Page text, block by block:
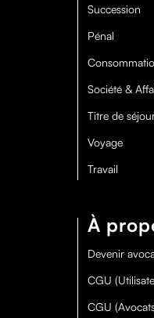
Succession
Pénal
Société &
Titre de
Voyage
Travail
À
Devenir
CGU
CGU